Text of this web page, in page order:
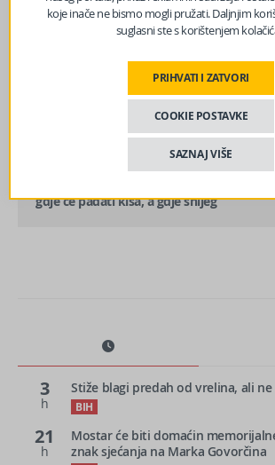
VLADA FBiH DALA SAGLASNOST: Rastu
evo koliko iznosi nova osnovica
gdje će padati kiša, a gdje snijeg
3
h
Stiže blagi predah od vrelina, ali ne
BIH
21
h
Mostar će biti domaćin
znak sjećanja na Marka Govorčina
koje inače ne bismo mogli pružati. Daljnjim
suglasni ste s korištenjem
PRIHVATI I ZATVORI
COOKIE POSTAVKE
SAZNAJ VIŠE